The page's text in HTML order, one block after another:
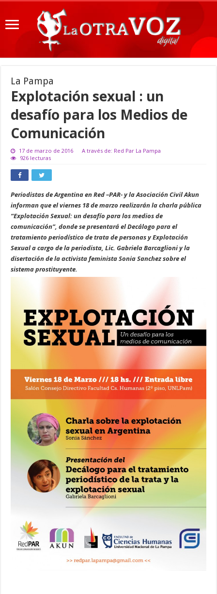
La Pampa
Explotación sexual : un
desafío para los Medios de
Comunicación
17 de marzo de 2016
A través de: Red Par La Pampa
926 lecturas
Periodistas de Argentina en Red –PAR- y la Asociación Civil Akun
informan que el viernes 18 de marzo realizarán la charla pública
“Explotación Sexual: un desafío para los medios de
comunicación”, donde se presentará el Decálogo para el
tratamiento periodístico de trata de personas y Explotación
Sexual a cargo de la periodista, Lic. Gabriela Barcaglioni y la
disertación de la activista feminista Sonia Sanchez sobre el
sistema prostituyente.